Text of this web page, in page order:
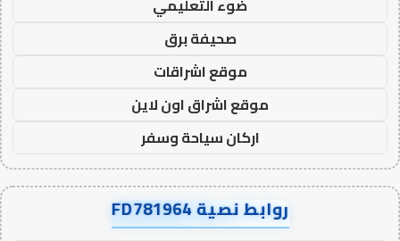
صحيفة برق
موقع اشراقات
موقع اشراق اون لاين
اركان سياحة وسفر
روابط نصية FD781964